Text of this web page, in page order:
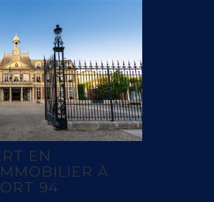
EN
À
94